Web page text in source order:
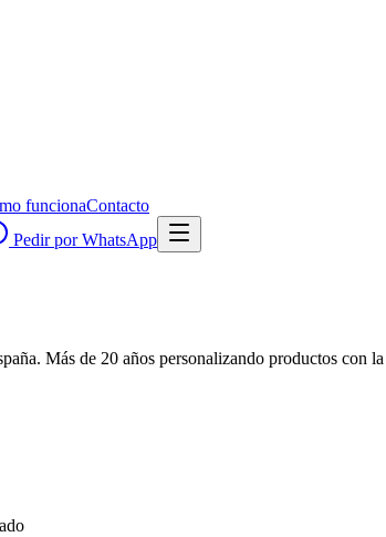
funcionaContacto
Pedir por WhatsApp
Más de 20 años personalizando productos con